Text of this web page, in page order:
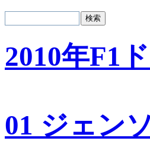
2010年F1
01 ジェン